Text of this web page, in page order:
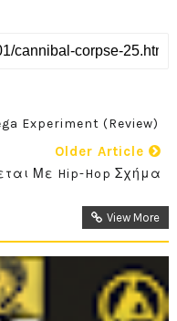
Experiment (Review)
Older Article
Με Hip-Hop Σχήμα
View More